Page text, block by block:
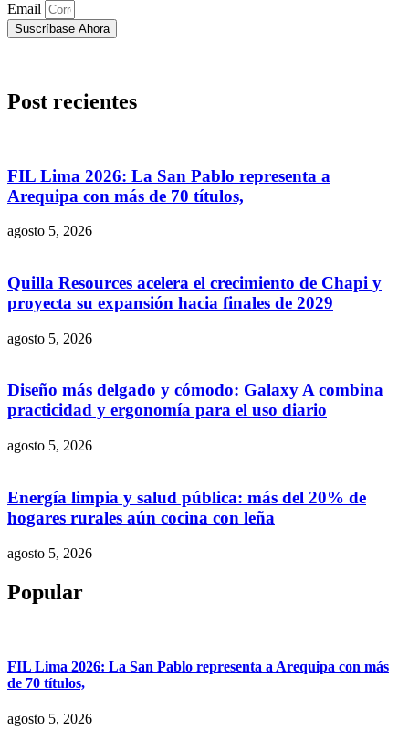
Email
Suscríbase Ahora
Post recientes
FIL Lima 2026: La San Pablo representa a
Arequipa con más de 70 títulos,
agosto 5, 2026
Quilla Resources acelera el crecimiento de Chapi y
proyecta su expansión hacia finales de 2029
agosto 5, 2026
Diseño más delgado y cómodo: Galaxy A combina
practicidad y ergonomía para el uso diario
agosto 5, 2026
Energía limpia y salud pública: más del 20% de
hogares rurales aún cocina con leña
agosto 5, 2026
Popular
FIL Lima 2026: La San Pablo representa a Arequipa con más
de 70 títulos,
agosto 5, 2026